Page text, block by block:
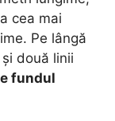
cea mai
Pe lângă
două linii
fundul